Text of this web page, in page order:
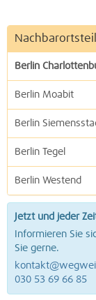
Berlin
Berlin Moabit
Berlin
Berlin Tegel
Berlin Westend
Jetzt und jeder
Informieren Sie
Sie gerne.
030 53 69 66 85